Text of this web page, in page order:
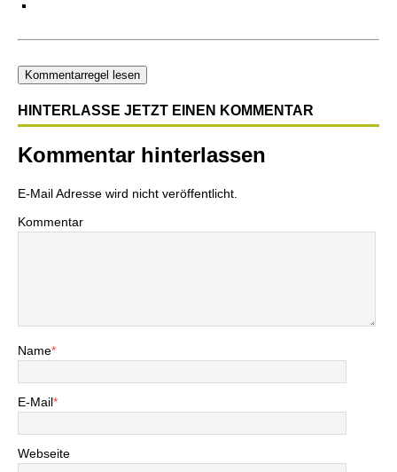
Kommentarregel lesen
HINTERLASSE JETZT EINEN KOMMENTAR
Kommentar hinterlassen
E-Mail Adresse wird nicht veröffentlicht.
Kommentar
Name*
E-Mail*
Webseite